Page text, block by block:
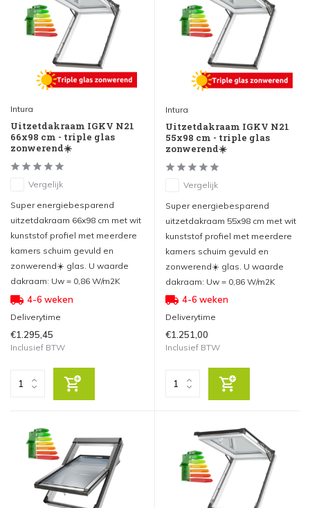
Intura
Uitzetdakraam IGKV N21
66x98 cm - triple glas
zonwerend☀️
Vergelijk
Super energiebesparend
uitzetdakraam 66x98 cm met wit
kunststof profiel met meerdere
kamers schuim gevuld en
zonwerend☀️ glas. U waarde
dakraam: Uw = 0,86 W/m2K
4-6 weken
Deliverytime
€1.295,45
Inclusief BTW
Intura
Uitzetdakraam IGKV N21
55x98 cm - triple glas
zonwerend☀️
Vergelijk
Super energiebesparend
uitzetdakraam 55x98 cm met wit
kunststof profiel met meerdere
kamers schuim gevuld en
zonwerend☀️ glas. U waarde
dakraam: Uw = 0,86 W/m2K
4-6 weken
Deliverytime
€1.251,00
Inclusief BTW